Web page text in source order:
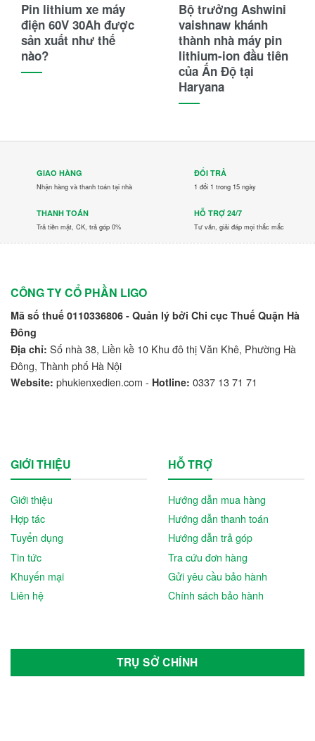
Pin lithium xe máy
điện 60V 30Ah được
sản xuất như thế
nào?
Bộ trưởng Ashwini
vaishnaw khánh
thành nhà máy pin
lithium-ion đầu tiên
của Ấn Độ tại
Haryana
GIAO HÀNG
Nhận hàng và thanh toán tại nhà
ĐỔI TRẢ
1 đổi 1 trong 15 ngày
THANH TOÁN
Trả tiền mặt, CK, trả góp 0%
HỖ TRỢ 24/7
Tư vấn, giải đáp mọi thắc mắc
CÔNG TY CỔ PHẦN LIGO
Mã số thuế 0110336806 - Quản lý bởi Chi cục Thuế Quận Hà
Đông
Địa chỉ: Số nhà 38, Liền kề 10 Khu đô thị Văn Khê, Phường Hà
Đông, Thành phố Hà Nội
Website: phukienxedien.com - Hotline: 0337 13 71 71
GIỚI THIỆU
Giới thiệu
Hợp tác
Tuyển dụng
Tin tức
Khuyến mại
Liên hệ
HỖ TRỢ
Hướng dẫn mua hàng
Hướng dẫn thanh toán
Hướng dẫn trả góp
Tra cứu đơn hàng
Gửi yêu cầu bảo hành
Chính sách bảo hành
TRỤ SỞ CHÍNH